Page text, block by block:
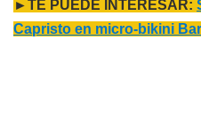
►TE PUEDE INTERESAR:
Capristo en micro-bikini